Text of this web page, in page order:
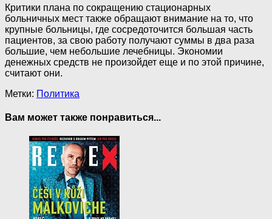
Критики плана по сокращению стационарных
больничных мест также обращают внимание на то, что
крупные больницы, где сосредоточится большая часть
пациентов, за свою работу получают суммы в два раза
большие, чем небольшие лечебницы. Экономии
денежных средств не произойдет еще и по этой причине,
считают они.
Метки: Политика
Вам может также понравиться...